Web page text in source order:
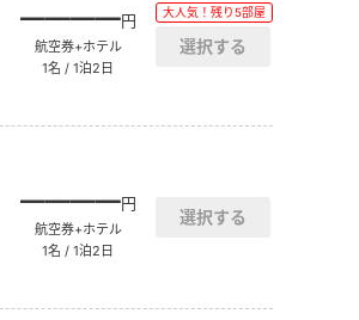
――――円
航空券+ホテル
1名 / 1泊2日
大人気！残り5部屋
――――円
航空券+ホテル
1名 / 1泊2日